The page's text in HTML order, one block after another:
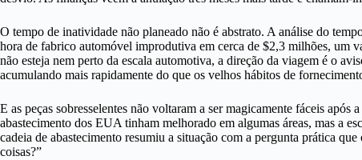
O tempo de inatividade não planeado não é abstrato. A análise do
hora de fabrico automóvel improdutiva em cerca de $2,3 milhões, um
não esteja nem perto da escala automotiva, a direção da viagem é o
acumulando mais rapidamente do que os velhos hábitos de
E as peças sobresselentes não voltaram a ser magicamente fáceis
abastecimento dos EUA tinham melhorado em algumas áreas, mas a
cadeia de abastecimento resumiu a situação com a pergunta prática
coisas?”